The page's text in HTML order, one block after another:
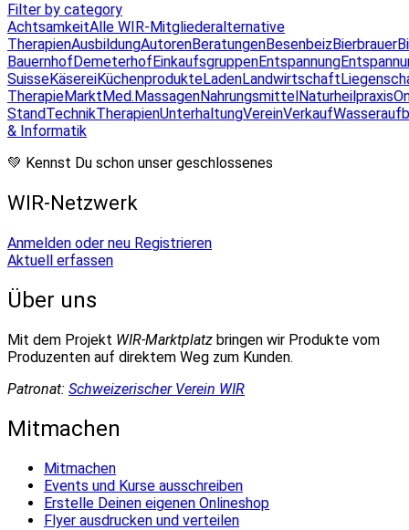
Filter by category
AchtsamkeitAlle WIR-Mitgliederalternative
TherapienAusbildungAutorenBeratungenBesenbeizBierbrauer
BauernhofDemeterhofEinkaufsgruppenEntspannung
SuisseKäsereiKüchenprodukteLadenLandwirtschaft
TherapieMarktMed.MassagenNahrungsmittelNaturheilpraxis
StandTechnikTherapienUnterhaltungVereinVerkauf
& Informatik
💚 Kennst Du schon unser geschlossenes
WIR-Netzwerk
Anmelden oder neu Registrieren
Aktuell erfassen
Über uns
Mit dem Projekt WIR-Marktplatz bringen wir Produkte vom
Produzenten auf direktem Weg zum Kunden.
Patronat: Schweizerischer Verein WIR
Mitmachen
Mitmachen
Events und Kurse ausschreiben
Erstelle Deinen eigenen Onlineshop
Flyer ausdrucken und verteilen